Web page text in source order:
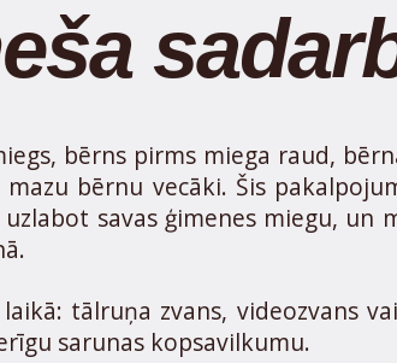
bērns pirms miega raud,
bērnu vecāki. Šis
savas ģimenes miegu, un
tālruņa zvans, videozvans
sarunas kopsavilkumu.